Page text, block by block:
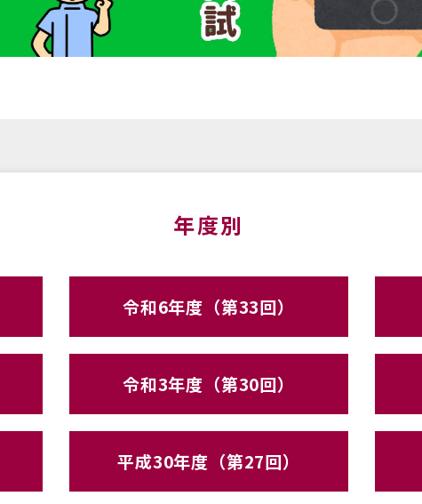
年度別
令和6年度（第33回）
令和3年度（第30回）
平成30年度（第27回）